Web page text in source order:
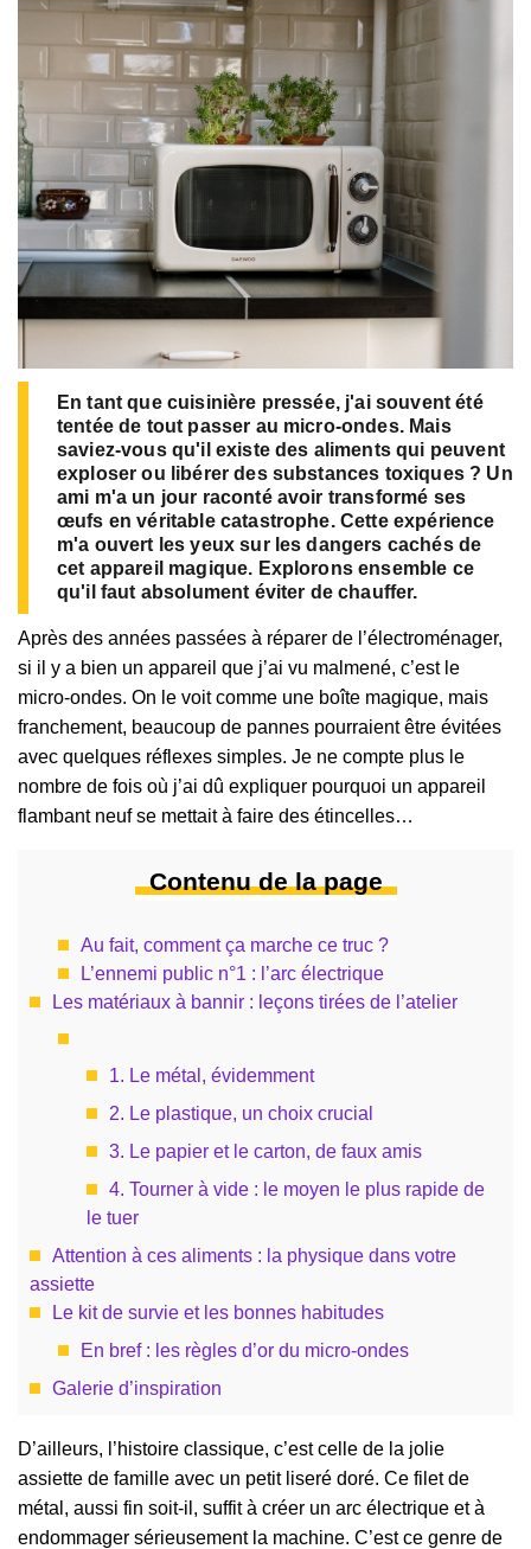
En tant que cuisinière pressée, j'ai souvent été
tentée de tout passer au micro-ondes. Mais
saviez-vous qu'il existe des aliments qui peuvent
exploser ou libérer des substances toxiques ? Un
ami m'a un jour raconté avoir transformé ses
œufs en véritable catastrophe. Cette expérience
m'a ouvert les yeux sur les dangers cachés de
cet appareil magique. Explorons ensemble ce
qu'il faut absolument éviter de chauffer.
Après des années passées à réparer de l’électroménager,
si il y a bien un appareil que j’ai vu malmené, c’est le
micro-ondes. On le voit comme une boîte magique, mais
franchement, beaucoup de pannes pourraient être évitées
avec quelques réflexes simples. Je ne compte plus le
nombre de fois où j’ai dû expliquer pourquoi un appareil
flambant neuf se mettait à faire des étincelles…
Contenu de la page
Au fait, comment ça marche ce truc ?
L’ennemi public n°1 : l’arc électrique
Les matériaux à bannir : leçons tirées de l’atelier
1. Le métal, évidemment
2. Le plastique, un choix crucial
3. Le papier et le carton, de faux amis
4. Tourner à vide : le moyen le plus rapide de
le tuer
Attention à ces aliments : la physique dans votre
assiette
Le kit de survie et les bonnes habitudes
En bref : les règles d’or du micro-ondes
Galerie d’inspiration
D’ailleurs, l’histoire classique, c’est celle de la jolie
assiette de famille avec un petit liseré doré. Ce filet de
métal, aussi fin soit-il, suffit à créer un arc électrique et à
endommager sérieusement la machine. C’est ce genre de